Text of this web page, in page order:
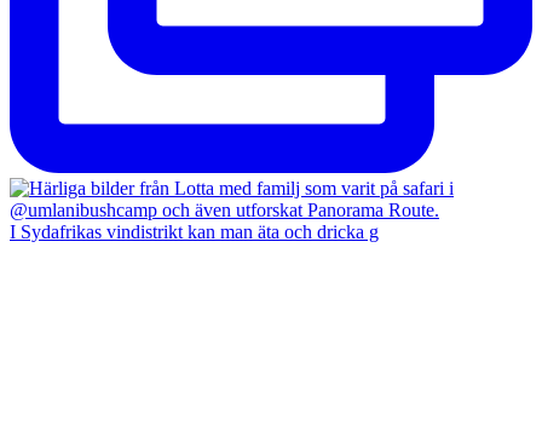
I Sydafrikas vindistrikt kan man äta och dricka g